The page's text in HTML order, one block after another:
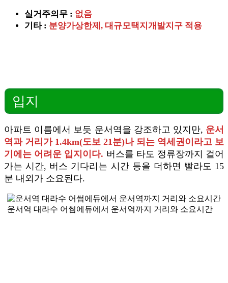
실거주의무 : 없음
기타 : 분양가상한제, 대규모택지개발지구 적용
입지
아파트 이름에서 보듯 운서역을 강조하고 있지만, 운서
역과 거리가 1.4km(도보 21분)나 되는 역세권이라고 보
기에는 어려운 입지이다. 버스를 타도 정류장까지 걸어
가는 시간, 버스 기다리는 시간 등을 더하면 빨라도 15
분 내외가 소요된다.
운서역 대라수 어썸에듀에서 운서역까지 거리와 소요시간